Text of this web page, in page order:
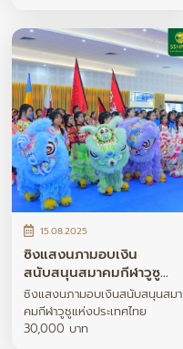
15.08.2025
ซิงแสงนภามอบเงิน
สนับสนุนสมาคมกีฬาวูซู
แห่งประเทศไทย 30,000
บาท
ซิงแสงนภามอบเงินสนับสนุนสมา
คมกีฬาวูซูแห่งประเทศไทย
30,000 บาท